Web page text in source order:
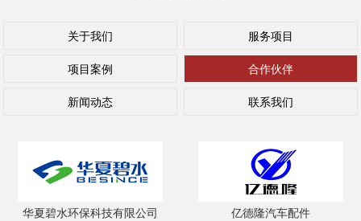
关于我们 服务项目
项目案例 合作伙伴
新闻动态 联系我们
华夏碧水环保科技有限公司 亿德隆汽车配件